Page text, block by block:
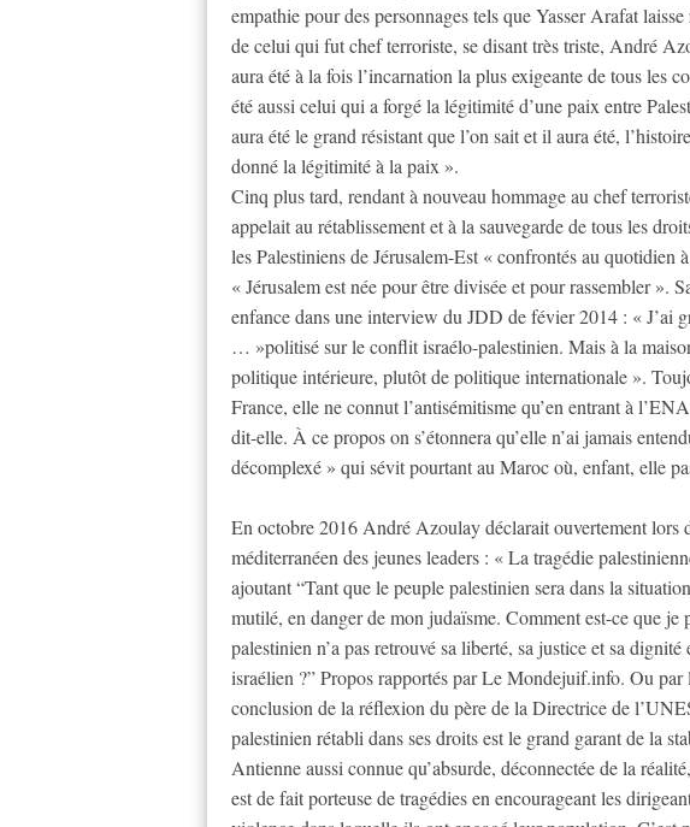
empathie pour des personnages tels que Yasser Arafat
de celui qui fut chef terroriste, se disant très triste, André
aura été à la fois l’incarnation la plus exigeante de tous les
été aussi celui qui a forgé la légitimité d’une paix entre
aura été le grand résistant que l’on sait et il aura été,
donné la légitimité à la paix ».
Cinq plus tard, rendant à nouveau hommage au chef
appelait au rétablissement et à la sauvegarde de tous les
les Palestiniens de Jérusalem-Est « confrontés au quotidien
« Jérusalem est née pour être divisée et pour rassembler ».
enfance dans une interview du JDD de févier 2014 : « J’ai
… »politisé sur le conflit israélo-palestinien. Mais à la
politique intérieure, plutôt de politique internationale ».
France, elle ne connut l’antisémitisme qu’en entrant à
dit-elle. À ce propos on s’étonnera qu’elle n’ai jamais
décomplexé » qui sévit pourtant au Maroc où, enfant, elle
En octobre 2016 André Azoulay déclarait ouvertement lors
méditerranéen des jeunes leaders : « La tragédie
ajoutant “Tant que le peuple palestinien sera dans la
mutilé, en danger de mon judaïsme. Comment est-ce que
palestinien n’a pas retrouvé sa liberté, sa justice et sa
israélien ?” Propos rapportés par Le Mondejuif.info. Ou
conclusion de la réflexion du père de la Directrice de
palestinien rétabli dans ses droits est le grand garant de la
Antienne aussi connue qu’absurde, déconnectée de la
est de fait porteuse de tragédies en encourageant les